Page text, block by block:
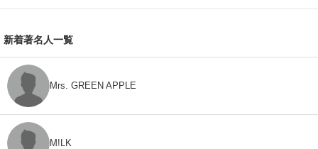
新着著名人一覧
Mrs. GREEN APPLE
M!LK